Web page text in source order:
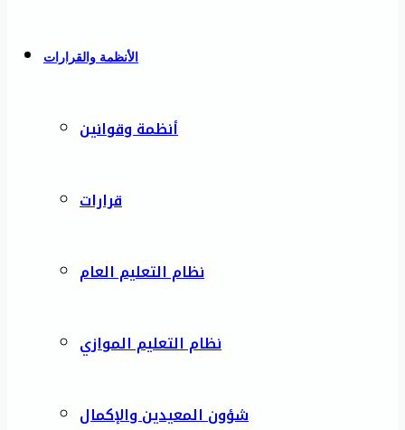
الأنظمة والقرارات
أنظمة وقوانين
قرارات
نظام التعليم العام
نظام التعليم الموازي
شؤون المعيدين والإكمال